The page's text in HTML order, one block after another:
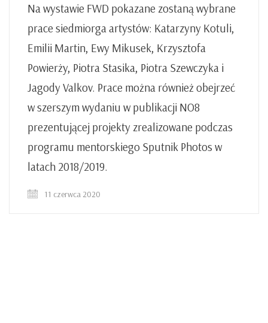
Na wystawie FWD pokazane zostaną wybrane
prace siedmiorga artystów: Katarzyny Kotuli,
Emilii Martin, Ewy Mikusek, Krzysztofa
Powierży, Piotra Stasika, Piotra Szewczyka i
Jagody Valkov. Prace można również obejrzeć
w szerszym wydaniu w publikacji NO8
prezentującej projekty zrealizowane podczas
programu mentorskiego Sputnik Photos w
latach 2018/2019.
11 czerwca 2020